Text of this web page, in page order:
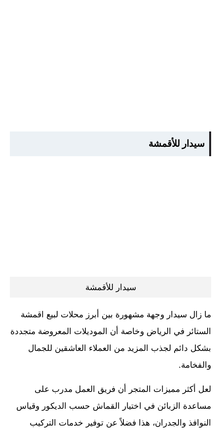
سيدار للأقمشة
سيدار للأقمشة
ما زال سيدار وجهة مشهورة بين أبرز محلات لبيع اقمشة
الستائر في الرياض وخاصة أن الموديلات المعروضة متجددة
بشكل دائم لجذب المزيد من العملاء العاشقين للجمال
والفخامة.
لعل أكثر مميزات المتجر أن فريق العمل مدرب على
مساعدة الزبائن في اختيار القماش حسب الديكور وقياس
النوافذ والجدران، هذا فضلاً عن توفير خدمات التركيب